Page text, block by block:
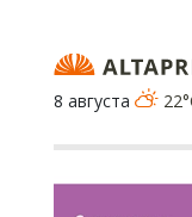
8 августа